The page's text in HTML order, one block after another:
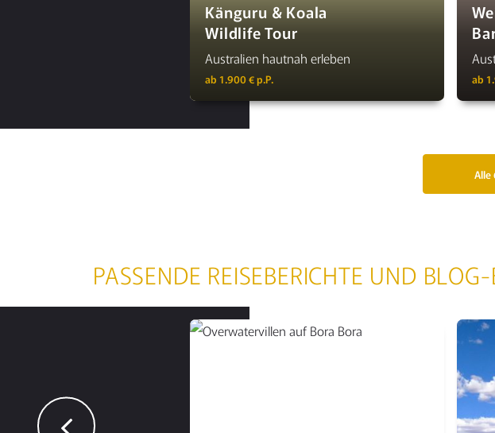
Känguru & Koala
Wildlife Tour
Australien hautnah erleben
ab 1.900 € p.P. ab
Alle
PASSENDE REISEBERICHTE UND